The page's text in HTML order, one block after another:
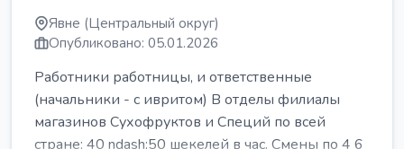
Явне (Центральный округ)
Опубликовано: 05.01.2026
Работники работницы, и ответственные
(начальники - с ивритом) В отделы филиалы
магазинов Сухофруктов и Специй по всей
стране: 40 ndash;50 шекелей в час. Смены по 4 6